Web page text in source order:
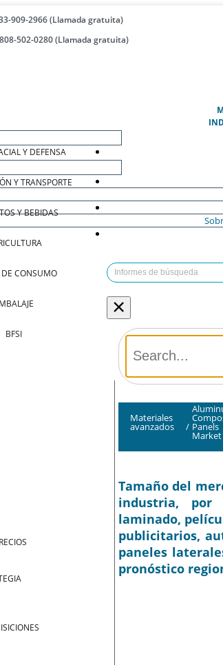
909-2966 (Llamada gratuita)
502-0280 (Llamada gratuita)
Y DEFENSA
Y TRANSPORTE
Y BEBIDAS
DE CONSUMO
BFSI
×
Materiales
avanzados / Panels
Market
Tamaño del
industria, por
laminado,
publicitarios,
paneles
pronóstico